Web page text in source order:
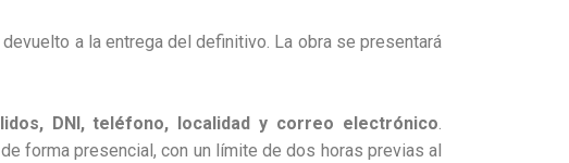
a la entrega del definitivo. La obra se presentará
DNI, teléfono, localidad y correo electrónico.
forma presencial, con un límite de dos horas previas al